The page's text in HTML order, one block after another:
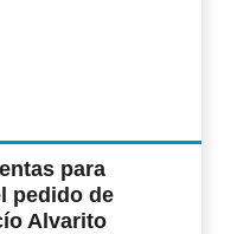
para
pedido de
Alvarito